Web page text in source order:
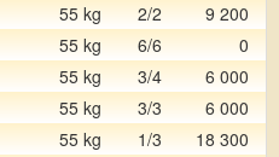
55 kg 2/2 9 200
55 kg 6/6 0
55 kg 3/4 6 000
55 kg 3/3 6 000
55 kg 1/3 18 300